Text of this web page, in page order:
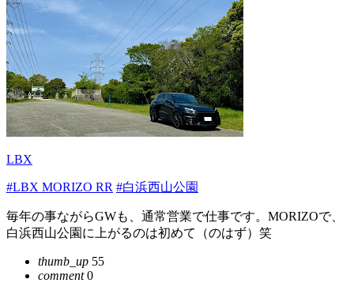
LBX
#LBX MORIZO RR #白浜西山公園
毎年の事ながらGWも、通常営業で仕事です。MORIZOで、
白浜西山公園に上がるのは初めて（のはず）笑
thumb_up 55
comment0